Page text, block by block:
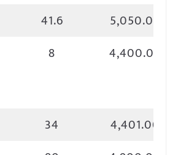
41.6
5,050.00
8 4,400.00
34
4,401.00